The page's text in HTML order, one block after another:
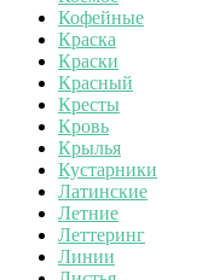
Кофейные
Краска
Краски
Красный
Кресты
Кровь
Крылья
Кустарники
Латинские
Летние
Леттеринг
Линии